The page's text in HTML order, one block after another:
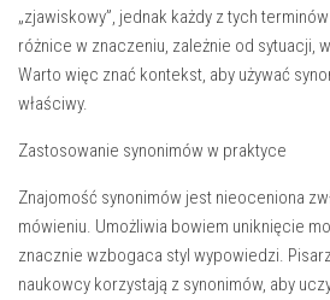
„zjawiskowy”, jednak każdy z tych
różnice w znaczeniu, zależnie od sytuacji,
Warto więc znać kontekst, aby używać
właściwy.
Zastosowanie synonimów w praktyce
Znajomość synonimów jest nieoceniona
mówieniu. Umożliwia bowiem uniknięcie
znacznie wzbogaca styl wypowiedzi.
naukowcy korzystają z synonimów, aby